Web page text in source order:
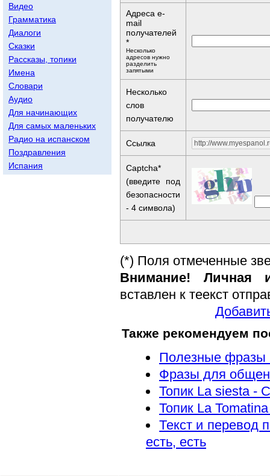
Видео
Грамматика
Диалоги
Сказки
Рассказы, топики
Имена
Словари
Аудио
Для начинающих
Для самых маленьких
Радио на испанском
Поздравления
Испания
Адреса e-
mail
получателей
*
Несколько
адресов нужно
разделить
запятыми
Несколько
слов
получателю
Ссылка
Captcha*
(введите под
безопасности
- 4 символа)
(*) Поля отмеченные
Внимание! Личная
вставлен к теекст
Также рекомендуем
Полезные фразы
Фразы для
Топик La siesta -
Топик La
Текст и перевод
есть, есть